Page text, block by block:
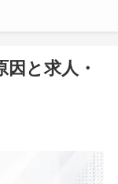
と求人・